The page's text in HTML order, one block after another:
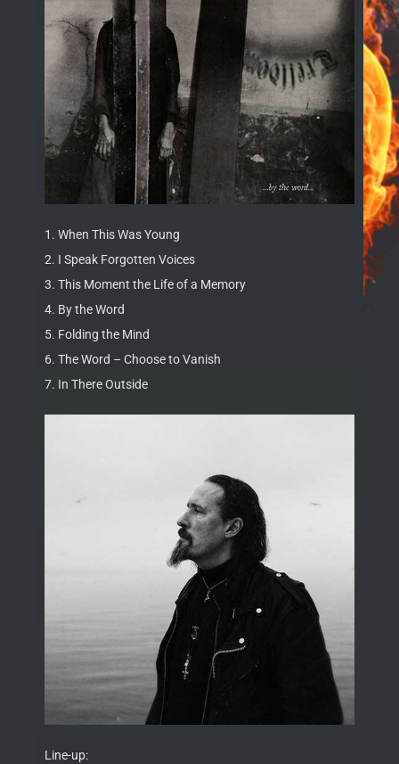
1. When This Was Young
2. I Speak Forgotten Voices
3. This Moment the Life of a Memory
4. By the Word
5. Folding the Mind
6. The Word – Choose to Vanish
7. In There Outside
Line-up: